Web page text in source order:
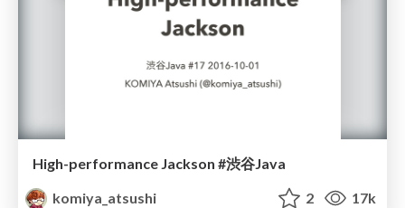
High-performance Jackson #渋谷Java
komiya_atsushi
2 17k